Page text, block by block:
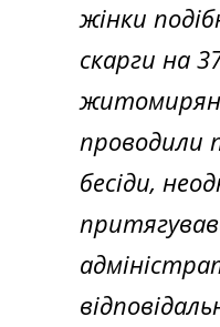
жінки
скарги на
проводили
бесіди,